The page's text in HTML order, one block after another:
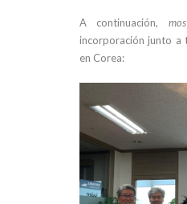
A continuación,
incorporación junto a
en Corea: